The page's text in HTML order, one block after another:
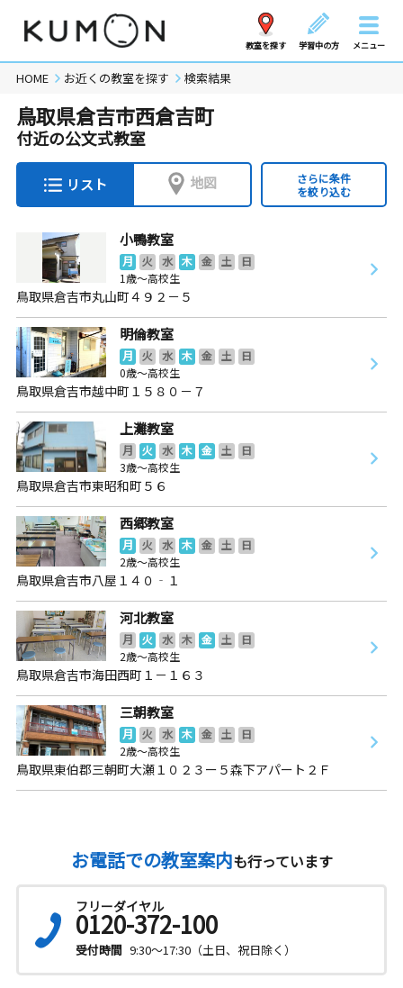
教室を探す 学習中の方 メニュー
HOME お近くの教室を探す 検索結果
鳥取県倉吉市西倉吉町
付近の公文式教室
リスト 地図
さらに条件
を絞り込む
小鴨教室
月 火 水 木 金 土
日
1歳～高校生
鳥取県倉吉市丸山町４９２－５
明倫教室
月 火 水 木 金 土
日
0歳～高校生
鳥取県倉吉市越中町１５８０－７
上灘教室
月 火 水 木 金 土
日
3歳～高校生
鳥取県倉吉市東昭和町５６
西郷教室
月 火 水 木 金 土
日
2歳～高校生
鳥取県倉吉市八屋１４０‐１
河北教室
月 火 水 木 金 土
日
2歳～高校生
鳥取県倉吉市海田西町１－１６３
三朝教室
月 火 水 木 金 土
日
2歳～高校生
鳥取県東伯郡三朝町大瀬１０２３ー５森下アパート２Ｆ
お電話での教室案内も行っています
フリーダイヤル
0120-372-100
受付時間 9:30～17:30（土日、祝日除く）